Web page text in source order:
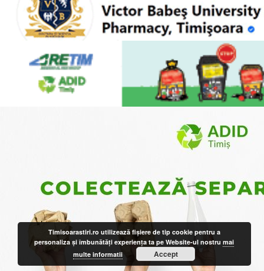
Timisoarastiri.ro utilizează fişiere de tip cookie pentru a
personaliza și îmbunătăți experiența ta pe Website-ul nostrumai
multe informatii
Accept